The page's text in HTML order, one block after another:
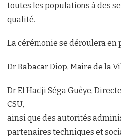
toutes les populations à des
qualité.
La cérémonie se déroulera en
Dr Babacar Diop, Maire de la
Dr El Hadji Séga Guèye,
CSU,
ainsi que des autorités
partenaires techniques et